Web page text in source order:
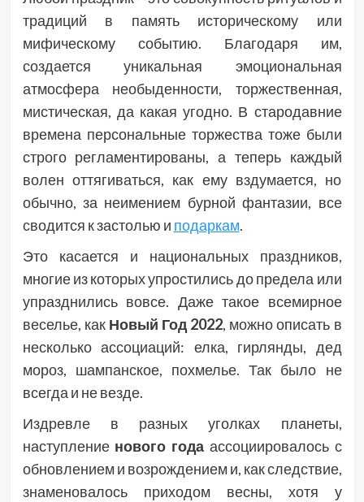
традиций в память историческому или
мифическому событию. Благодаря им,
создается уникальная эмоциональная
атмосфера необыденности, торжественная,
мистическая, да какая угодно. В стародавние
времена персональные торжества тоже были
строго регламентированы, а теперь каждый
волен оттягиваться, как ему вздумается, но
обычно, за неимением бурной фантазии, все
сводится к застолью и подаркам.
Это касается и национальных праздников,
многие из которых упростились до предела или
упразднились вовсе. Даже такое всемирное
веселье, как Новый Год 2022, можно описать в
несколько ассоциаций: елка, гирлянды, дед
мороз, шампанское, похмелье. Так было не
всегда и не везде.
Издревле в разных уголках планеты,
наступление нового года ассоциировалось с
обновлением и возрождением и, как следствие,
знаменовалось приходом весны, хотя у